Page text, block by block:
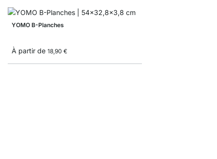
YOMO B-Planches
À partir de 18,90 €